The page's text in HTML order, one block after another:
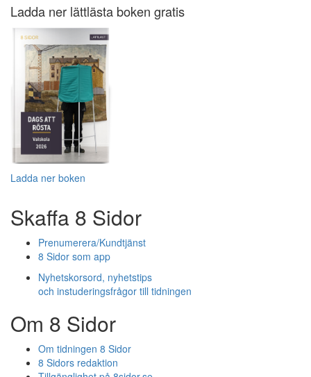
Ladda ner lättlästa boken gratis
Ladda ner boken
Skaffa 8 Sidor
Prenumerera/Kundtjänst
8 Sidor som app
Nyhetskorsord, nyhetstips
och instuderingsfrågor till tidningen
Om 8 Sidor
Om tidningen 8 Sidor
8 Sidors redaktion